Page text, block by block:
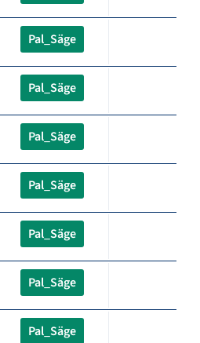
Pal_Säge
Pal_Säge
Pal_Säge
Pal_Säge
Pal_Säge
Pal_Säge
Pal_Säge